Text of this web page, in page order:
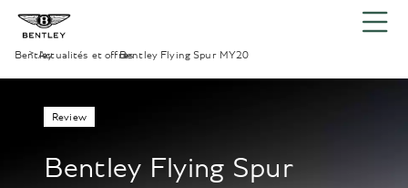
Bentley
›
Actualités et offres
›
Bentley Flying Spur MY20
Bentley Flying Spur
Review